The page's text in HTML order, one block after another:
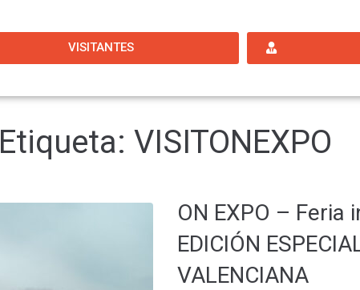
VISITANTES
Etiqueta: VISITONEXPO
ON EXPO – Feria
EDICIÓN
VALENCIANA